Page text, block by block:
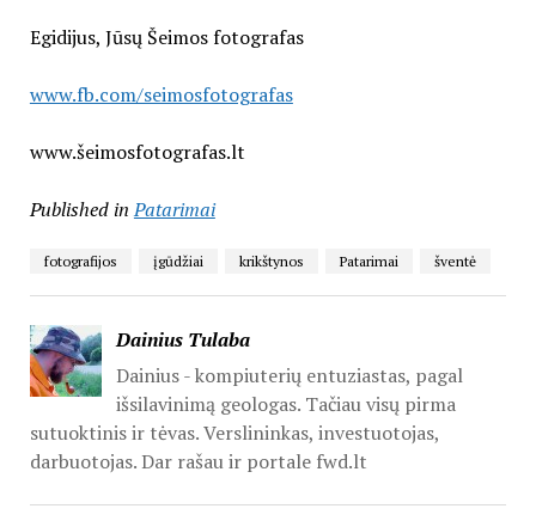
Egidijus, Jūsų Šeimos fotografas
www.fb.com/seimosfotografas
www.šeimosfotografas.lt
Published in Patarimai
fotografijos įgūdžiai krikštynos Patarimai šventė
Dainius Tulaba
Dainius - kompiuterių entuziastas, pagal
išsilavinimą geologas. Tačiau visų pirma
sutuoktinis ir tėvas. Verslininkas, investuotojas,
darbuotojas. Dar rašau ir portale fwd.lt